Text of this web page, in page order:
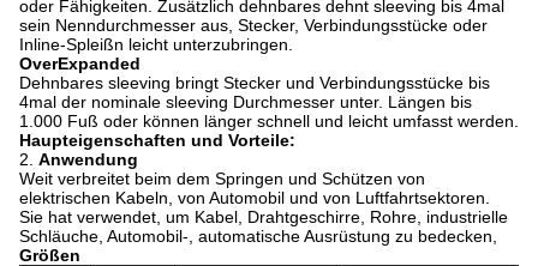
oder Fähigkeiten. Zusätzlich dehnbares dehnt sleeving bis 4mal
sein Nenndurchmesser aus, Stecker, Verbindungsstücke oder
Inline-Spleißn leicht unterzubringen.
OverExpanded
Dehnbares sleeving bringt Stecker und Verbindungsstücke bis
4mal der nominale sleeving Durchmesser unter. Längen bis
1.000 Fuß oder können länger schnell und leicht umfasst werden.
Haupteigenschaften und Vorteile:
2. Anwendung
Weit verbreitet beim dem Springen und Schützen von
elektrischen Kabeln, von Automobil und von Luftfahrtsektoren.
Sie hat verwendet, um Kabel, Drahtgeschirre, Rohre, industrielle
Schläuche, Automobil-, automatische Ausrüstung zu bedecken,
Größen